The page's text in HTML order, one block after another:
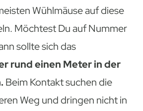
Wühlmäuse auf diese
Möchtest Du auf Nummer
sollte sich das
rund einen Meter in der
Beim Kontakt suchen die
Weg und dringen nicht in